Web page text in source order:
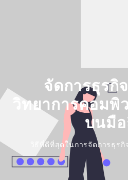
จัดการธุรกิ
วิทยาการคอม
บนมื
วิธีที่ดีที่สุดในการจัดการธุร